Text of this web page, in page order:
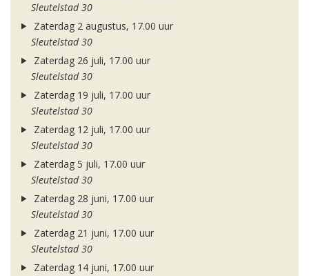
Sleutelstad 30
Zaterdag 2 augustus, 17.00 uur
Sleutelstad 30
Zaterdag 26 juli, 17.00 uur
Sleutelstad 30
Zaterdag 19 juli, 17.00 uur
Sleutelstad 30
Zaterdag 12 juli, 17.00 uur
Sleutelstad 30
Zaterdag 5 juli, 17.00 uur
Sleutelstad 30
Zaterdag 28 juni, 17.00 uur
Sleutelstad 30
Zaterdag 21 juni, 17.00 uur
Sleutelstad 30
Zaterdag 14 juni, 17.00 uur